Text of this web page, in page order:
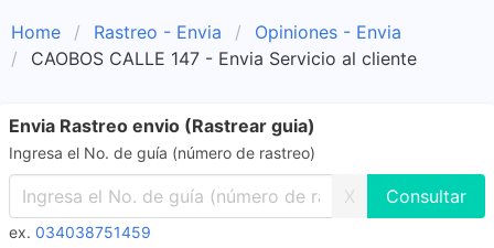
Home Rastreo - Envia
Opiniones - Envia
CAOBOS CALLE 147 - Envia Servicio al cliente
Envia Rastreo envio (Rastrear guia)
Ingresa el No. de guía (número de rastreo)
X
ex. 034038751459